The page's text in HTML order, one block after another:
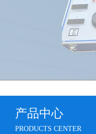
产品中心
PRODUCTS CENTER